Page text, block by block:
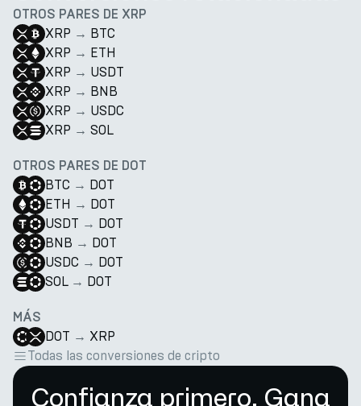
OTROS PARES DE XRP
XRP → BTC
XRP → ETH
XRP → USDT
XRP → BNB
XRP → USDC
XRP → SOL
OTROS PARES DE DOT
BTC → DOT
ETH → DOT
USDT → DOT
BNB → DOT
USDC → DOT
SOL → DOT
MÁS
DOT → XRP
Todas las conversiones de cripto
Confianza primero. Gana